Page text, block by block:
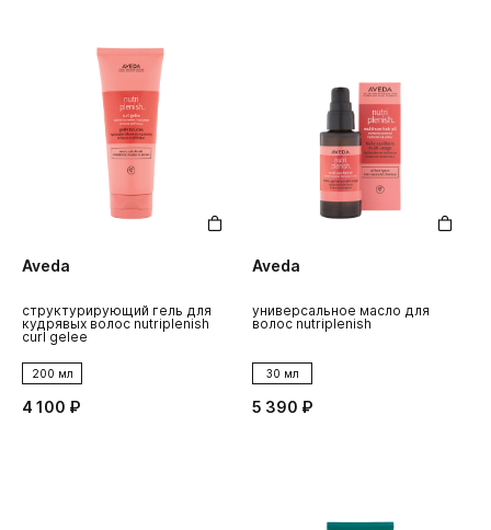
Aveda
структурирующий гель для
кудрявых волос nutriplenish
curl gelee
200 мл
4 100 ₽
Aveda
универсальное масло для
волос nutriplenish
30 мл
5 390 ₽